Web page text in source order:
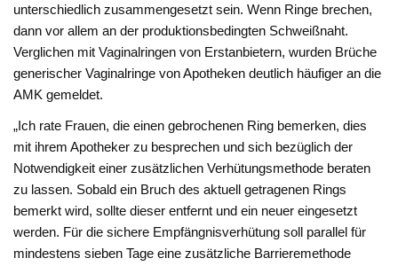
unterschiedlich zusammengesetzt sein. Wenn Ringe brechen,
dann vor allem an der produktionsbedingten Schweißnaht.
Verglichen mit Vaginalringen von Erstanbietern, wurden Brüche
generischer Vaginalringe von Apotheken deutlich häufiger an die
AMK gemeldet.
„Ich rate Frauen, die einen gebrochenen Ring bemerken, dies
mit ihrem Apotheker zu besprechen und sich bezüglich der
Notwendigkeit einer zusätzlichen Verhütungsmethode beraten
zu lassen. Sobald ein Bruch des aktuell getragenen Rings
bemerkt wird, sollte dieser entfernt und ein neuer eingesetzt
werden. Für die sichere Empfängnisverhütung soll parallel für
mindestens sieben Tage eine zusätzliche Barrieremethode